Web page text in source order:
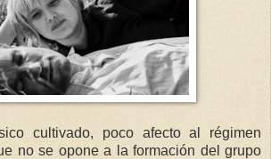
cultivado, poco afecto al régimen
no se opone a la formación del grupo